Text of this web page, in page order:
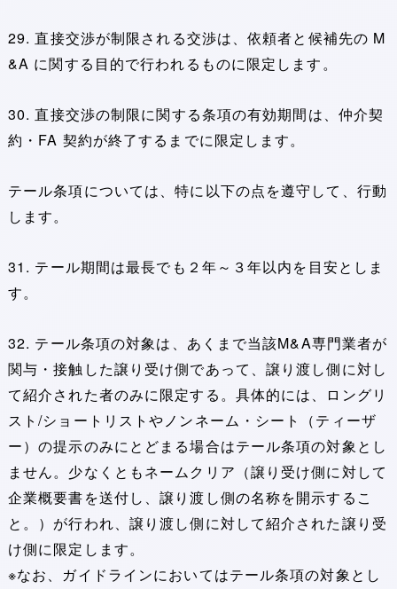
29. 直接交渉が制限される交渉は、依頼者と候補先の M
&A に関する目的で行われるものに限定します。
30. 直接交渉の制限に関する条項の有効期間は、仲介契
約・FA 契約が終了するまでに限定します。
テール条項については、特に以下の点を遵守して、行動
します。
31. テール期間は最長でも２年～３年以内を目安としま
す。
32. テール条項の対象は、あくまで当該M&A専門業者が
関与・接触した譲り受け側であって、譲り渡し側に対し
て紹介された者のみに限定する。具体的には、ロングリ
スト/ショートリストやノンネーム・シート（ティーザ
ー）の提示のみにとどまる場合はテール条項の対象とし
ません。少なくともネームクリア（譲り受け側に対して
企業概要書を送付し、譲り渡し側の名称を開示するこ
と。）が行われ、譲り渡し側に対して紹介された譲り受
け側に限定します。
※なお、ガイドラインにおいてはテール条項の対象とし